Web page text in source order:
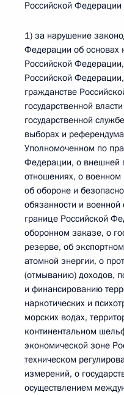
Российской
1) за нарушение
Федерации об основах
Российской
Российской
гражданстве
государственной
государственной
выборах и
Уполномоченном по
Федерации, о внешней
отношениях, о
об обороне и
обязанности и военной
границе Российской
оборонном заказе, о
резерве, об
атомной энергии, о
(отмыванию) доходов,
и финансированию
наркотических и
морских водах,
континентальном
экономической зоне
техническом
измерений, о
осуществлением